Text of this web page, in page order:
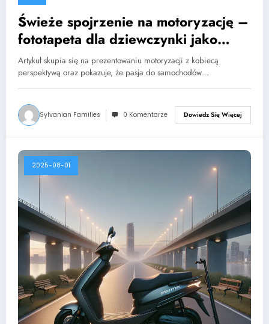
Świeże spojrzenie na motoryzację –
fototapeta dla dziewczynki jako
inspiracja!
Artykuł skupia się na prezentowaniu motoryzacji z kobiecą
perspektywą oraz pokazuje, że pasja do samochodów…
Sylvanian Families 0 Komentarze Dowiedz Się Więcej
2025-08-01